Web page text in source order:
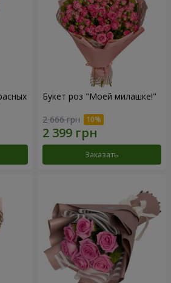
Букет роз "Моей милашке!"
2 666 грн
Заказать